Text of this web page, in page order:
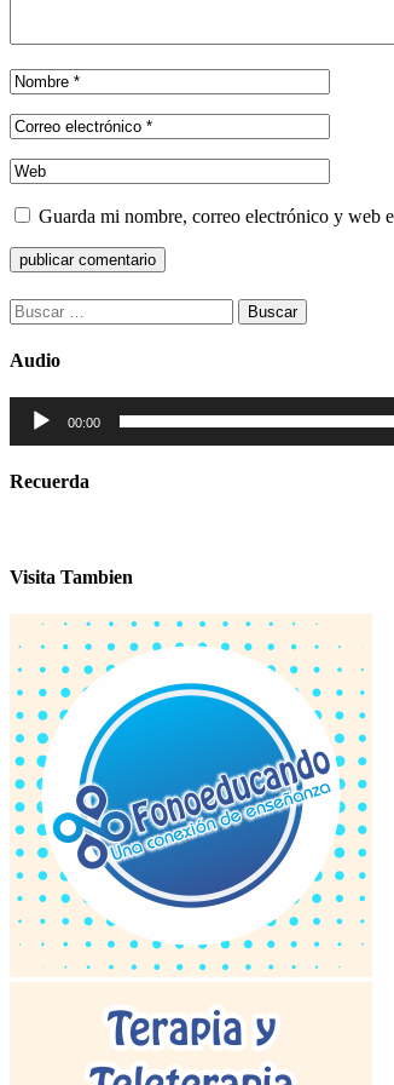
Guarda mi nombre, correo electrónico y web
Buscar:
Audio
Reproductor
audio
00:00
Recuerda
Visita Tambien